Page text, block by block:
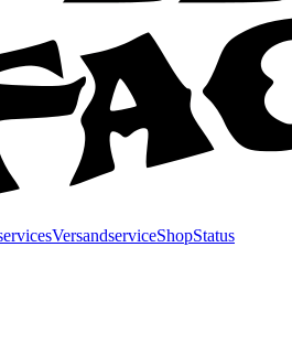
VersandserviceShopStatus